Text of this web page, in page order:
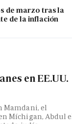
de marzo tras la
de la inflación
en EE.UU.
Mamdani, el
Míchigan, Abdul